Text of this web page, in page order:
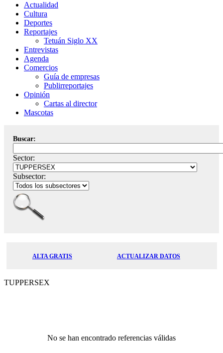
Actualidad
Cultura
Deportes
Reportajes
Tetuán Siglo XX
Entrevistas
Agenda
Comercios
Guía de empresas
Publirreportajes
Opinión
Cartas al director
Mascotas
Buscar:
Sector:
Subsector:
ALTA GRATIS ACTUALIZAR DATOS
TUPPERSEX
No se han encontrado referencias válidas